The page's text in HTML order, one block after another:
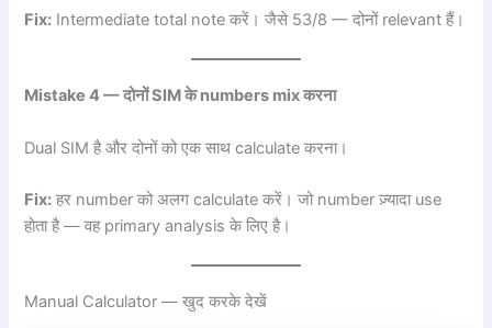
Fix: Intermediate total note करें। जैसे 53/8 — दोनों relevant हैं।
Mistake 4 — दोनों SIM के numbers mix करना
Dual SIM है और दोनों को एक साथ calculate करना।
Fix: हर number को अलग calculate करें। जो number ज़्यादा use
होता है — वह primary analysis के लिए है।
Manual Calculator — खुद करके देखें